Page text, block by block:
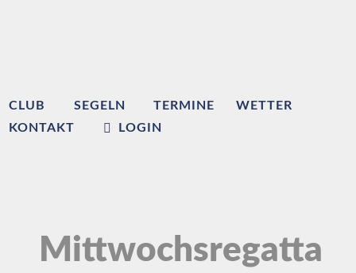
CLUB SEGELN TERMINE
WETTER
KONTAKT
LOGIN
Mittwochsregatta